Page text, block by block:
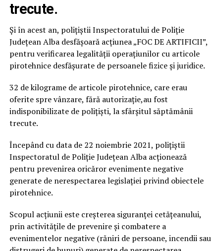
trecute.
Și în acest an, poliţiştii Inspectoratului de Poliţie
Judeţean Alba desfășoară acţiunea „FOC DE ARTIFICII”,
pentru verificarea legalităţii operaţiunilor cu articole
pirotehnice desfăşurate de persoanele fizice şi juridice.
32 de kilograme de articole pirotehnice, care erau
oferite spre vânzare, fără autorizație,au fost
indisponibilizate de polițiști, la sfârșitul săptămânii
trecute.
Începând cu data de 22 noiembrie 2021, poliţiştii
Inspectoratul de Poliţie Judeţean Alba acţionează
pentru prevenirea oricăror evenimente negative
generate de nerespectarea legislaţiei privind obiectele
pirotehnice.
Scopul acţiunii este creşterea siguranţei cetăţeanului,
prin activităţile de prevenire şi combatere a
evenimentelor negative (răniri de persoane, incendii sau